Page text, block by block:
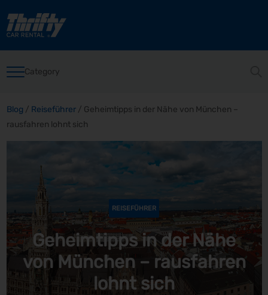
Category
Blog / Reiseführer/ Geheimtipps in der Nähe von München –
rausfahren lohnt sich
REISEFÜHRER
Geheimtipps in der Nähe
von München – rausfahren
lohnt sich